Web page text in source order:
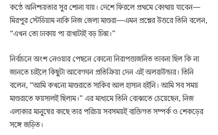
কণ্ঠে অনিশ্চয়তার সুর শোনা যায়। দেশে ফিরলে প্রথমে কোথায় যাবেন—
মিরপুর স্টেডিয়াম নাকি নিজ জেলা মাগুরা—এমন প্রশ্নের উত্তরে তিনি বলেন,
“এখন তো ঢাকায় পা রাখাটাই বড় চিন্তা।”
নির্বাচনে অংশ নেওয়ার পেছনে কোনো নিরাপত্তাজনিত ভাবনা ছিল কি না
জানতে চাইলে কিছুটা আবেগঘন প্রতিক্রিয়া দেন এই অলরাউন্ডার। তিনি
বলেন, “আমি কখনো মাগুরাতে সাকিব আল হাসান হইনি। আমি সব সময়
মাগুরাতে ফয়সালই ছিলাম।” এর মাধ্যমে তিনি বোঝাতে চেয়েছেন, নিজ
এলাকার মানুষের কাছে তার পরিচয় সবসময়ই ব্যক্তিগত সম্পর্ক ও শেকড়ের
সঙ্গে জড়িত।